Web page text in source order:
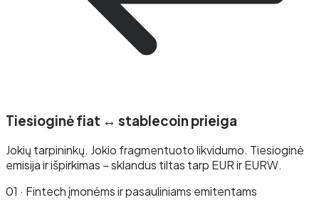
Tiesioginė fiat ↔ stablecoin prieiga
Jokių tarpininkų. Jokio fragmentuoto likvidumo. Tiesioginė
emisija ir išpirkimas – sklandus tiltas tarp EUR ir EURW.
01 · Fintech įmonėms ir pasauliniams emitentams